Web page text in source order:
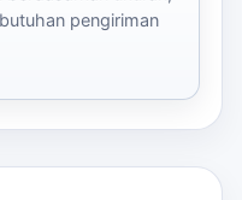
pengiriman